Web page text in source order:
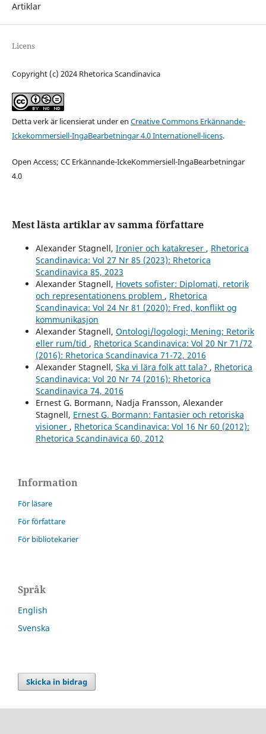
Artiklar
Licens
Copyright (c) 2024 Rhetorica Scandinavica
Detta verk är licensierat under en Creative Commons Erkännande-
Ickekommersiell-IngaBearbetningar 4.0 Internationell-licens.
Open Access; CC Erkännande-IckeKommersiell-IngaBearbetningar
4.0
Mest lästa artiklar av samma författare
Alexander Stagnell, Ironier och katakreser , Rhetorica
Scandinavica: Vol 27 Nr 85 (2023): Rhetorica
Scandinavica 85, 2023
Alexander Stagnell, Hovets sofister: Diplomati, retorik
och representationens problem , Rhetorica
Scandinavica: Vol 24 Nr 81 (2020): Fred, konflikt og
kommunikasjon
Alexander Stagnell, Ontologi/logologi; Mening; Retorik
eller rum/tid , Rhetorica Scandinavica: Vol 20 Nr 71/72
(2016): Rhetorica Scandinavica 71-72, 2016
Alexander Stagnell, Ska vi lära folk att tala? , Rhetorica
Scandinavica: Vol 20 Nr 74 (2016): Rhetorica
Scandinavica 74, 2016
Ernest G. Bormann, Nadja Fransson, Alexander
Stagnell, Ernest G. Bormann: Fantasier och retoriska
visioner , Rhetorica Scandinavica: Vol 16 Nr 60 (2012):
Rhetorica Scandinavica 60, 2012
Information
För läsare
För författare
För bibliotekarier
Språk
English
Svenska
Skicka in bidrag